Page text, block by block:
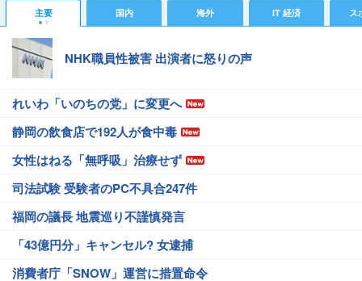
主要 国内 海外 IT 経済 ス
NHK職員性被害 出演者に怒りの声
れいわ「いのちの党」に変更へ
静岡の飲食店で192人が食中毒
女性はねる「無呼吸」治療せず
司法試験 受験者のPC不具合247件
福岡の議長 地震巡り不謹慎発言
「43億円分」キャンセル? 女逮捕
消費者庁「SNOW」運営に措置命令